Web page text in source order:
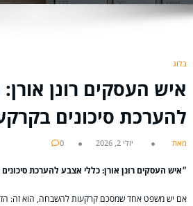
בלוג
איש העסקים רונן
להערכת סיכונים
מאת יולי 2, 2026 0
״איש העסקים רונן אורן: כללי אצבע להערכת
אם יש משפט אחד שמסכם קרקעות להשבחה, הוא זה: